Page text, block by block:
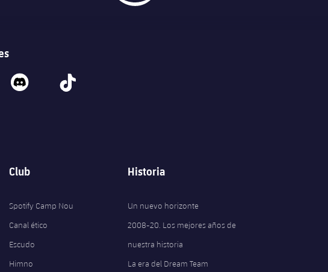
discord tiktok
Club
Spotify Camp Nou
Canal ético
Escudo
Himno
Historia
Un nuevo horizonte
2008-20. Los mejores años de
nuestra historia
La era del Dream Team